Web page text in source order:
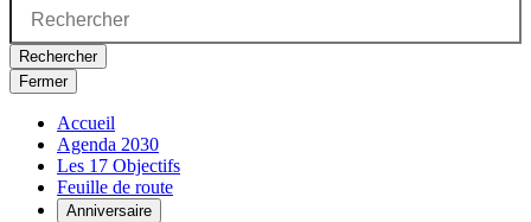
Rechercher
Fermer
Accueil
Agenda 2030
Les 17 Objectifs
Feuille de route
Anniversaire